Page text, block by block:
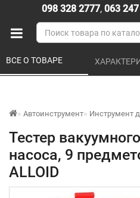
098 328 2777, 063
Автоинструмент Инструмент
Тестер
насоса, 9
ALLOID
ВСЕ О ТОВАРЕ